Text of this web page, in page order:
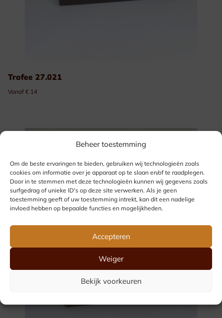
Beheer toestemming
Om de beste ervaringen te bieden, gebruiken wij technologieën zoals
cookies om informatie over je apparaat op te slaan en/of te raadplegen.
Door in te stemmen met deze technologieën kunnen wij gegevens zoals
surfgedrag of unieke ID's op deze site verwerken. Als je geen
toestemming geeft of uw toestemming intrekt, kan dit een nadelige
invloed hebben op bepaalde functies en mogelijkheden.
Accepteren
Weiger
Bekijk voorkeuren
Trofee 27.021
Vanaf € 14